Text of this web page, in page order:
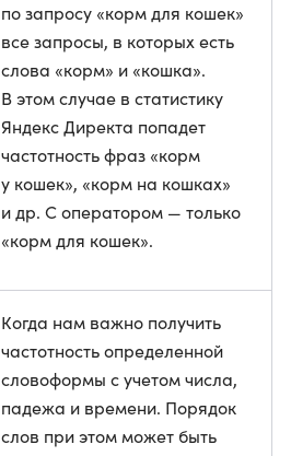
по запросу «корм для кошек»
все запросы, в которых есть
слова «корм» и «кошка».
В этом случае в статистику
Яндекс Директа попадет
частотность фраз «корм
у кошек», «корм на кошках»
и др. С оператором — только
«корм для кошек».
Когда нам важно получить
частотность определенной
словоформы с учетом числа,
падежа и времени. Порядок
слов при этом может быть